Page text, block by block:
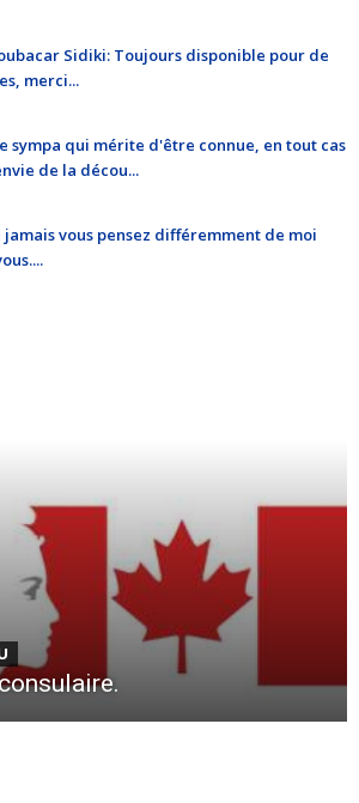
Sidiki: Toujours disponible pour de
merci...
sympa qui mérite d'être connue, en tout cas
de la décou...
jamais vous pensez différemment de moi